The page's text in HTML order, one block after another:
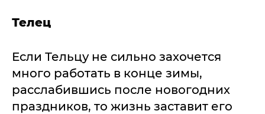
Телец
Если Тельцу не сильно захочется
много работать в конце зимы,
расслабившись после новогодних
праздников, то жизнь заставит его